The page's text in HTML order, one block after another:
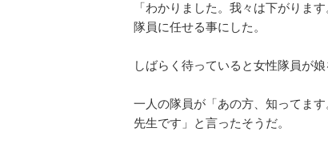
「わかりました。我々は下がりま
隊員に任せる事にした。
しばらく待っていると女性隊員が
一人の隊員が「あの方、知ってま
先生です」と言ったそうだ。